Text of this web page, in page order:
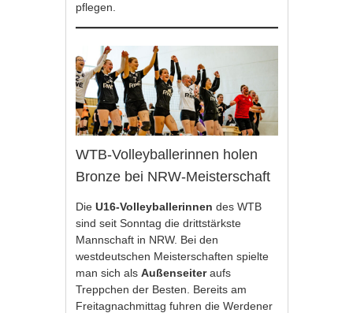
pflegen.
WTB-Volleyballerinnen holen
Bronze bei NRW-Meisterschaft
DieU16-Volleyballerinnen des WTB
sind seit Sonntag die drittstärkste
Mannschaft in NRW. Bei den
westdeutschen Meisterschaften spielte
man sich alsAußenseiteraufs
Treppchen der Besten. Bereits am
Freitagnachmittag fuhren die Werdener